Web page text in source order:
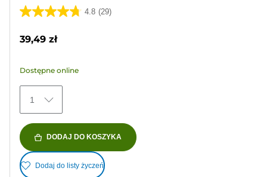
4.8 (29)
4.8
5
29
Recenzji
39,49 zł
Dostępne online
1
DODAJ DO KOSZYKA
Dodaj do listy życzeń